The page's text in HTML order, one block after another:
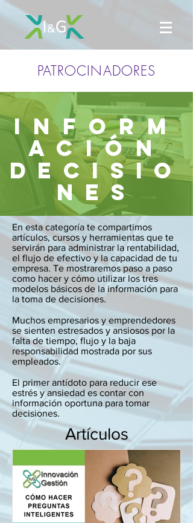
PATROCINADORES
Inform
ación
DECISIO
NES
En esta categoría te compartimos
artículos, cursos y herramientas que te
servirán para administrar la rentabilidad,
el flujo de efectivo y la capacidad de tu
empresa. Te mostraremos paso a paso
como hacer y cómo utilizar los tres
modelos básicos de la información para
la toma de decisiones.
Muchos empresarios y emprendedores
se sienten estresados y ansiosos por la
falta de tiempo, flujo y la baja
responsabilidad mostrada por sus
empleados.
El primer antídoto para reducir ese
estrés y ansiedad es contar con
información oportuna para tomar
decisiones.
Artículos